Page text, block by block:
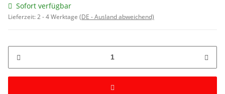
Sofort verfügbar
Lieferzeit:2 - 4 Werktage (DE - Ausland abweichend)